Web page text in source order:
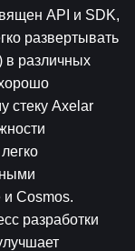
API и SDK,
развертывать
в различных
стеку Axelar
и Cosmos.
разработки